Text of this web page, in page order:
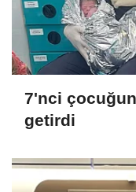
7'nci
getirdi